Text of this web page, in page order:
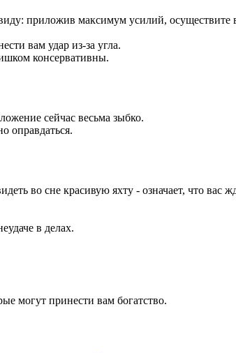
приложив максимум усилий,
вам удар из-за угла.
консервативны.
сейчас весьма зыбко.
оправдаться.
во сне красивую яхту - означает, что вас
в делах.
могут принести вам богатство.